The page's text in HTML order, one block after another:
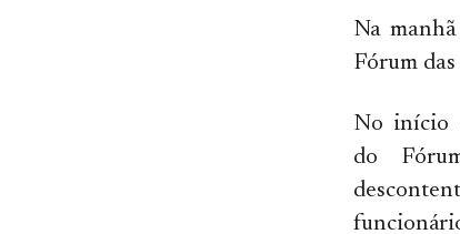
Na
Fórum
No início
do